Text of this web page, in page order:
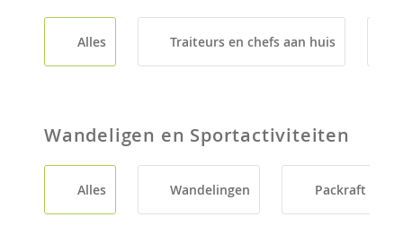
Alles Traiteurs en chefs aan huis
Wandeligen en Sportactiviteiten
Alles Wandelingen Packraft